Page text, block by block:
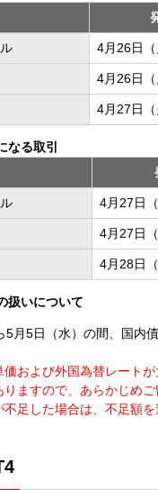
4月26日
4月26日
4月27日
なる取引
4月27日
4月27日
4月28日
扱いについて
5月5日（水）の間、国内
価および外国為替レート
りますので、あらかじめ
不足した場合は、不足額